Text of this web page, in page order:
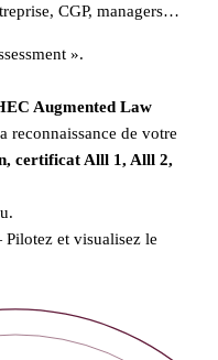
CGP, managers…
».
Augmented Law
reconnaissance de votre
certificat Alll 1, Alll 2,
et visualisez le